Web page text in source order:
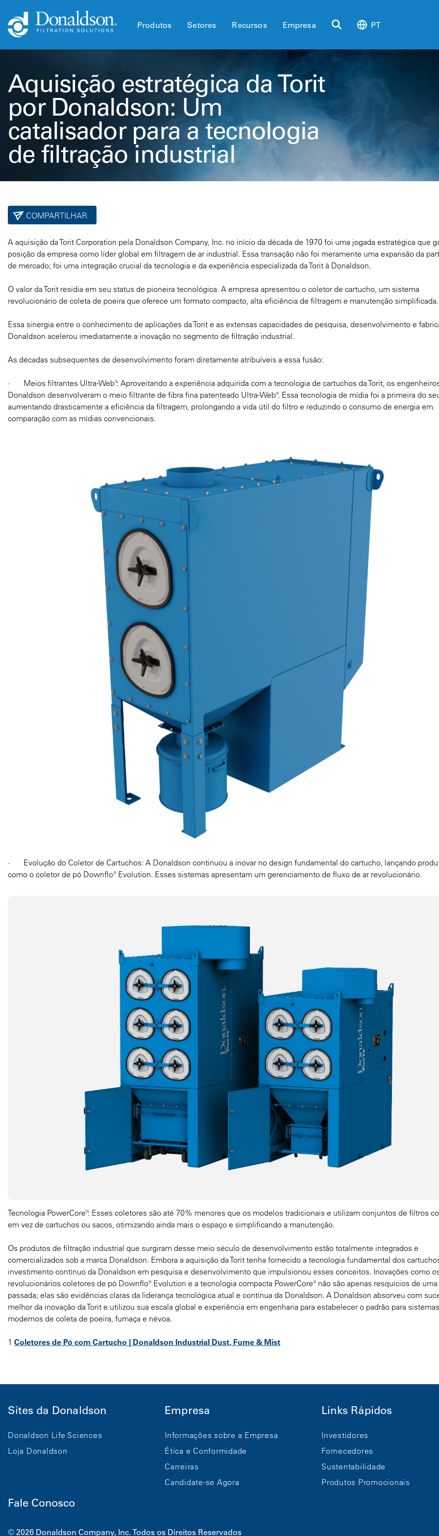
Produtos Setores Recursos Empresa PT
Aquisição estratégica da Torit
por Donaldson: Um
catalisador para a tecnologia
de filtração industrial
COMPARTILHAR
A aquisição da Torit Corporation pela Donaldson Company, Inc. no início da década de 1970 foi uma jogada estratégica que
posição da empresa como líder global em filtragem de ar industrial. Essa transação não foi meramente uma expansão da
de mercado; foi uma integração crucial da tecnologia e da experiência especializada da Torit à Donaldson.
O valor da Torit residia em seu status de pioneira tecnológica. A empresa apresentou o coletor de cartucho, um sistema
revolucionário de coleta de poeira que oferece um formato compacto, alta eficiência de filtragem e manutenção simplificada.
Essa sinergia entre o conhecimento de aplicações da Torit e as extensas capacidades de pesquisa, desenvolvimento e
Donaldson acelerou imediatamente a inovação no segmento de filtração industrial.
As décadas subsequentes de desenvolvimento foram diretamente atribuíveis a essa fusão:
· Meios filtrantes Ultra-Web®: Aproveitando a experiência adquirida com a tecnologia de cartuchos da Torit, os
Donaldson desenvolveram o meio filtrante de fibra fina patenteado Ultra-Web®. Essa tecnologia de mídia foi a primeira do
aumentando drasticamente a eficiência da filtragem, prolongando a vida útil do filtro e reduzindo o consumo de energia em
comparação com as mídias convencionais.
· Evolução do Coletor de Cartuchos: A Donaldson continuou a inovar no design fundamental do cartucho, lançando
como o coletor de pó Downflo® Evolution. Esses sistemas apresentam um gerenciamento de fluxo de ar revolucionário.
Tecnologia PowerCore®: Esses coletores são até 70% menores que os modelos tradicionais e utilizam conjuntos de filtros
em vez de cartuchos ou sacos, otimizando ainda mais o espaço e simplificando a manutenção.
Os produtos de filtração industrial que surgiram desse meio século de desenvolvimento estão totalmente integrados e
comercializados sob a marca Donaldson. Embora a aquisição da Torit tenha fornecido a tecnologia fundamental dos
investimento contínuo da Donaldson em pesquisa e desenvolvimento que impulsionou esses conceitos. Inovações como
revolucionários coletores de pó Downflo® Evolution e a tecnologia compacta PowerCore® não são apenas resquícios de
passada; elas são evidências claras da liderança tecnológica atual e contínua da Donaldson. A Donaldson absorveu com
melhor da inovação da Torit e utilizou sua escala global e experiência em engenharia para estabelecer o padrão para sistemas
modernos de coleta de poeira, fumaça e névoa.
1 Coletores de Pó com Cartucho | Donaldson Industrial Dust, Fume & Mist
Sites da Donaldson
Donaldson Life Sciences
Loja Donaldson
Empresa
Informações sobre a Empresa
Ética e Conformidade
Carreiras
Candidate-se Agora
Links Rápidos
Investidores
Fornecedores
Sustentabilidade
Produtos Promocionais
Fale Conosco
© 2026 Donaldson Company, Inc. Todos os Direitos Reservados